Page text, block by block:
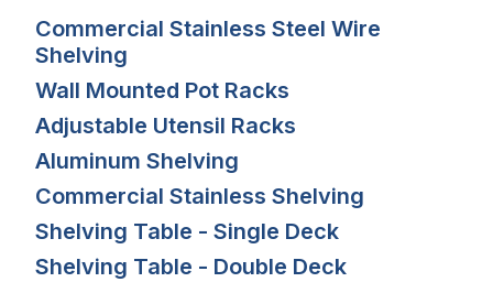
Commercial Stainless Steel Wire
Shelving
Wall Mounted Pot Racks
Adjustable Utensil Racks
Aluminum Shelving
Commercial Stainless Shelving
Shelving Table - Single Deck
Shelving Table - Double Deck